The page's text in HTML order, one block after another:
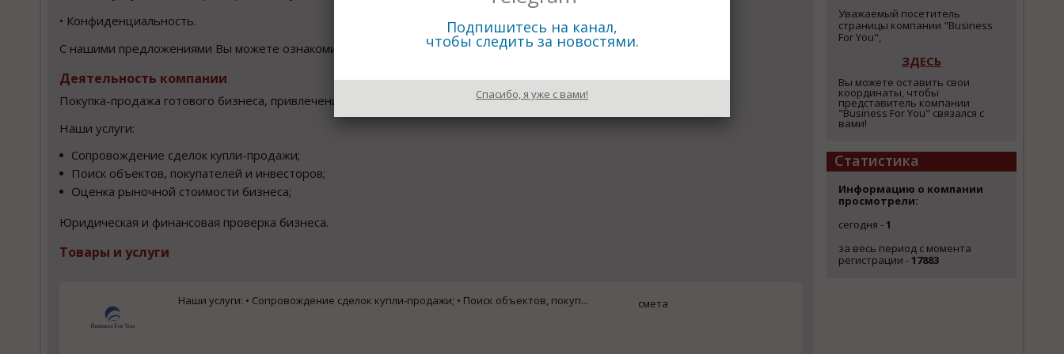
• Конфиденциальность.
С нашими предложениями Вы можете ознакомиться на сайте www.biz4u.ru
Деятельность компании
Покупка-продажа готового бизнеса, привлечение инвестиций.
Наши услуги:
Сопровождение сделок купли-продажи;
Поиск объектов, покупателей и инвесторов;
Оценка рыночной стоимости бизнеса;
Юридическая и финансовая проверка бизнеса.
Товары и услуги
Наши услуги: • Сопровождение сделок купли-продажи; • Поиск объектов, покуп... смета
Уважаемый посетитель
страницы компании "Business
For You",
ЗДЕСЬ
Вы можете оставить свои
координаты, чтобы
представитель компании
"Business For You" связался с
вами!
Статистика
Информацию о компании
просмотрели:
сегодня -1
за весь период с момента
регистрации -17883
Подпишитесь на канал,
чтобы следить за новостями.
Спасибо, я уже с вами!